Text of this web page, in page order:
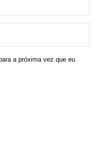
a próxima vez que eu